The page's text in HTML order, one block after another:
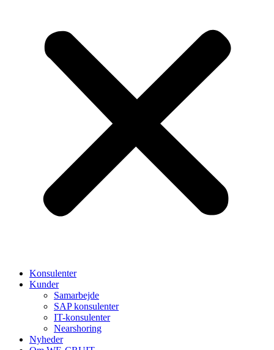
Konsulenter
Kunder
Samarbejde
SAP konsulenter
IT-konsulenter
Nearshoring
Nyheder